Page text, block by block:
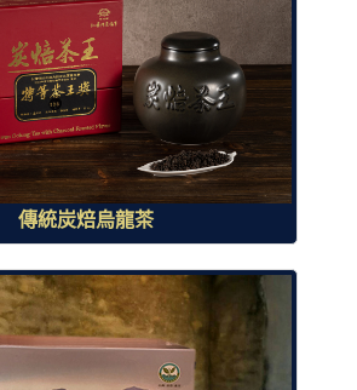
傳統炭焙烏龍茶